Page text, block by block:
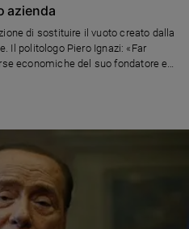
azienda
di sostituire il vuoto creato dalla
Il politologo Piero Ignazi: «Far
economiche del suo fondatore e
sopravviva ma resterà ai margini e